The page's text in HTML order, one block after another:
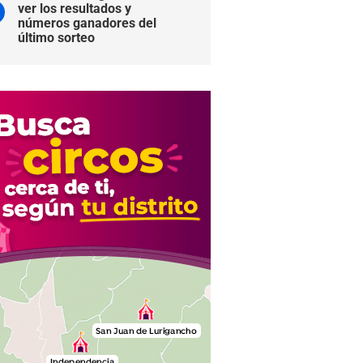
ver los resultados y
números ganadores del
último sorteo